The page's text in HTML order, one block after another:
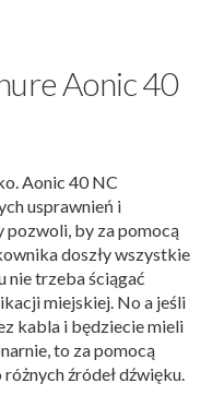
Aonic 40
Aonic 40 NC
usprawnień i
by za pomocą
doszły wszystkie
nie trzeba ściągać
miejskiej. No a jeśli
kabla i będziecie mieli
to za pomocą
źródeł dźwięku.